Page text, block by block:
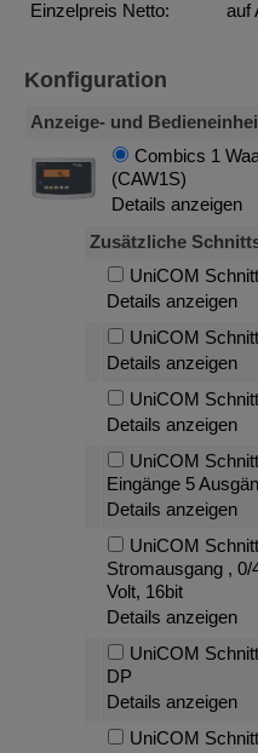
Einzelpreis Netto:
auf
Konfiguration
Anzeige- und
Combics 1
(CAW1S)
Details anzeigen
Zusätzliche
UniCOM
Details anzeigen
UniCOM
Details anzeigen
UniCOM
Details anzeigen
UniCOM
Eingänge 5
Details anzeigen
UniCOM
Stromausgang , 0/
Volt, 16bit
Details anzeigen
UniCOM
DP
Details anzeigen
UniCOM